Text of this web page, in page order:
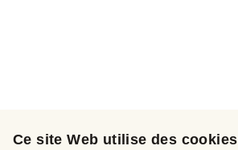
Ce site Web utilise des cookies